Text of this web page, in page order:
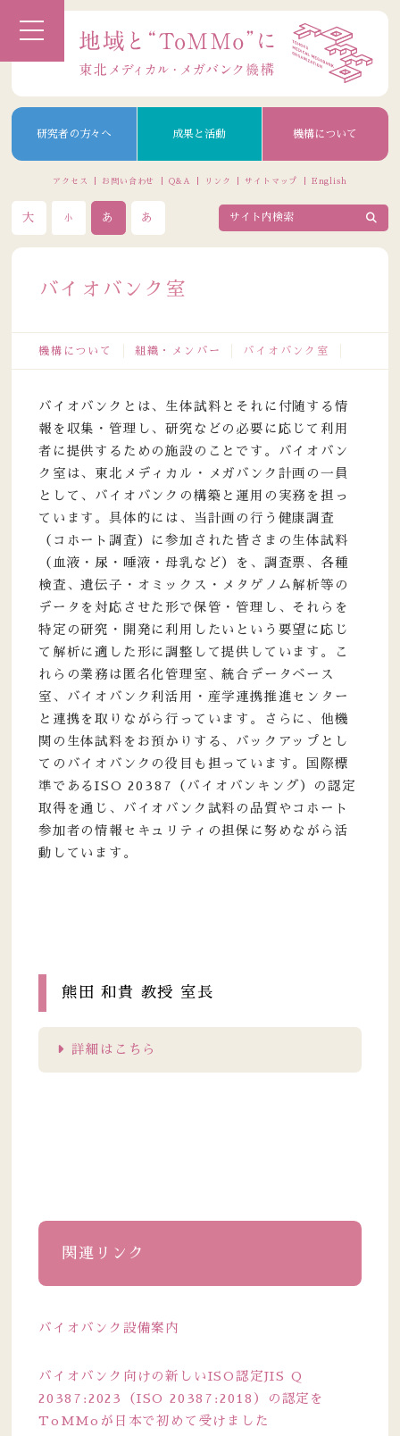
研究者の方々へ 成果と活動 機構について
アクセス お問い合わせ Q&A リンク サイトマップ English
大 小 あ あ
バイオバンク室
機構について 組織・メンバー バイオバンク室
バイオバンクとは、生体試料とそれに付随する情
報を収集・管理し、研究などの必要に応じて利用
者に提供するための施設のことです。バイオバン
ク室は、東北メディカル・メガバンク計画の一員
として、バイオバンクの構築と運用の実務を担っ
ています。具体的には、当計画の行う健康調査
（コホート調査）に参加された皆さまの生体試料
（血液・尿・唾液・母乳など）を、調査票、各種
検査、遺伝子・オミックス・メタゲノム解析等の
データを対応させた形で保管・管理し、それらを
特定の研究・開発に利用したいという要望に応じ
て解析に適した形に調整して提供しています。こ
れらの業務は匿名化管理室、統合データベース
室、バイオバンク利活用・産学連携推進センター
と連携を取りながら行っています。さらに、他機
関の生体試料をお預かりする、バックアップとし
てのバイオバンクの役目も担っています。国際標
準であるISO 20387（バイオバンキング）の認定
取得を通じ、バイオバンク試料の品質やコホート
参加者の情報セキュリティの担保に努めながら活
動しています。
熊田 和貴 教授 室長
詳細はこちら
関連リンク
バイオバンク設備案内
バイオバンク向けの新しいISO認定JIS Q
20387:2023（ISO 20387:2018）の認定を
ToMMoが日本で初めて受けました